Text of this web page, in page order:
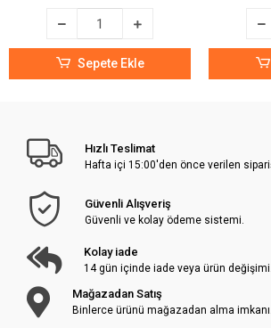
Sepete Ekle
Hızlı Teslimat
Hafta içi 15:00'den önce verilen
Güvenli Alışveriş
Güvenli ve kolay ödeme sistemi.
Kolay iade
14 gün içinde iade veya ürün değişimi.
Mağazadan Satış
Binlerce ürünü mağazadan alma imkanı.